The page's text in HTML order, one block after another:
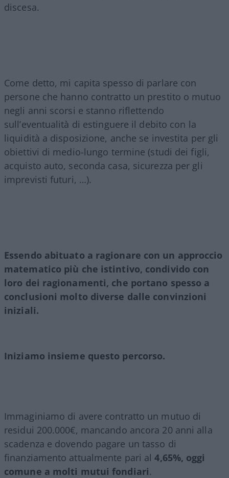
discesa.
Come detto, mi capita spesso di parlare con
persone che hanno contratto un prestito o mutuo
negli anni scorsi e stanno riflettendo
sull’eventualità di estinguere il debito con la
liquidità a disposizione, anche se investita per gli
obiettivi di medio-lungo termine (studi dei figli,
acquisto auto, seconda casa, sicurezza per gli
imprevisti futuri, …).
Essendo abituato a ragionare con un approccio
matematico più che istintivo, condivido con
loro dei ragionamenti, che portano spesso a
conclusioni molto diverse dalle convinzioni
iniziali.
Iniziamo insieme questo percorso.
Immaginiamo di avere contratto un mutuo di
residui 200.000€, mancando ancora 20 anni alla
scadenza e dovendo pagare un tasso di
finanziamento attualmente pari al4,65%, oggi
comune a molti mutui fondiari.